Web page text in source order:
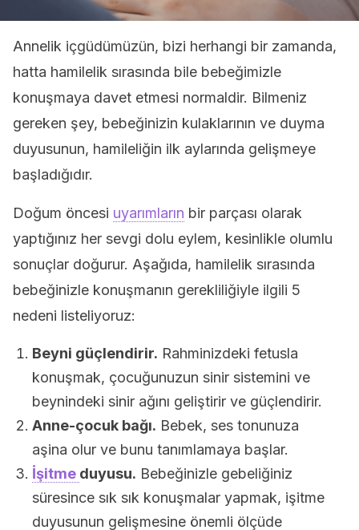
Annelik içgüdümüzün, bizi herhangi bir zamanda,
hatta hamilelik sırasında bile bebeğimizle
konuşmaya davet etmesi normaldir. Bilmeniz
gereken şey, bebeğinizin kulaklarının ve duyma
duyusunun, hamileliğin ilk aylarında gelişmeye
başladığıdır.
Doğum öncesi uyarımların bir parçası olarak
yaptığınız her sevgi dolu eylem, kesinlikle olumlu
sonuçlar doğurur. Aşağıda, hamilelik sırasında
bebeğinizle konuşmanın gerekliliğiyle ilgili 5
nedeni listeliyoruz:
Beyni güçlendirir. Rahminizdeki fetusla
konuşmak, çocuğunuzun sinir sistemini ve
beynindeki sinir ağını geliştirir ve güçlendirir.
Anne-çocuk bağı. Bebek, ses tonunuza
aşina olur ve bunu tanımlamaya başlar.
İşitme duyusu. Bebeğinizle gebeliğiniz
süresince sık sık konuşmalar yapmak, işitme
duyusunun gelişmesine önemli ölçüde